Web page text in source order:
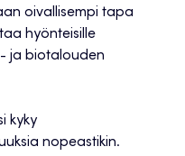
oivallisempi tapa
hyönteisille
ja biotalouden
kyky
nopeastikin.